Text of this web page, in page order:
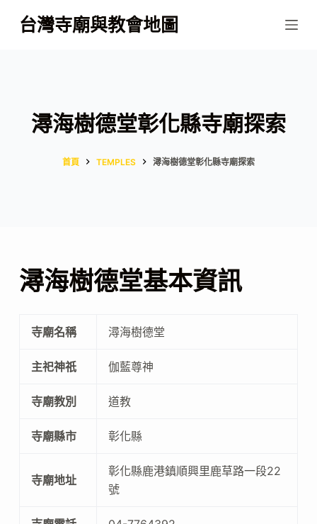
跳
至
台灣寺廟與教會地圖
潯海樹德堂彰化縣寺廟探索
首頁 TEMPLES 潯海樹德堂彰化縣寺廟探索
潯海樹德堂基本資訊
寺廟名稱 潯海樹德堂
主祀神祇 伽藍尊神
寺廟教別 道教
寺廟縣市 彰化縣
寺廟地址
彰化縣鹿港鎮順興里鹿草路一段22
號